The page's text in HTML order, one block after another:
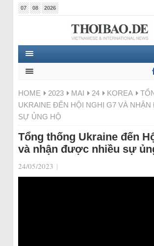
07 08 2026
HOME 2023 MAI 24 KOREA
UKRAINE ĐẾN HỘI NGHỊ G7 VÀ
SỰ ỦNG HỘ
Tổng thống Ukraine đến
và nhận được nhiều sự
24/05/2023 |